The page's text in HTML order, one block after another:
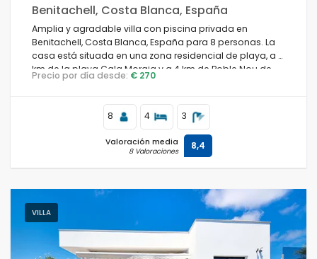
Benitachell, Costa Blanca, España
Amplia y agradable villa con piscina privada en
Benitachell, Costa Blanca, España para 8 personas. La
casa está situada en una zona residencial de playa, a 4
km de la playa Cala Moraig y a 4 km de Poble Nou de
Benitachell.
Precio por día desde: € 270
8 4 3
Valoración media
8 Valoraciones 8,4
VILLA